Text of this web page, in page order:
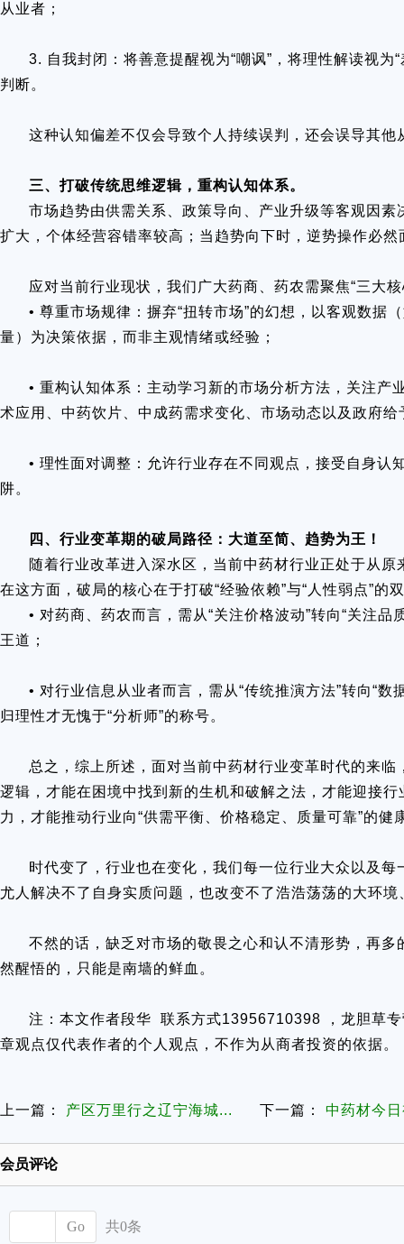
从业者；
3. 自我封闭：将善意提醒视为“嘲讽”，将理性解读视为
判断。
这种认知偏差不仅会导致个人持续误判，还会误导其
三、打破传统思维逻辑，重构认知体系。
市场趋势由供需关系、政策导向、产业升级等客观因
扩大，个体经营容错率较高；当趋势向下时，逆势操作必
应对当前行业现状，我们广大药商、药农需聚焦“三大
• 尊重市场规律：摒弃“扭转市场”的幻想，以客观数据
量）为决策依据，而非主观情绪或经验；
• 重构认知体系：主动学习新的市场分析方法，关注
术应用、中药饮片、中成药需求变化、市场动态以及政府
• 理性面对调整：允许行业存在不同观点，接受自身认
阱。
四、行业变革期的破局路径：大道至简、趋势为王！
随着行业改革进入深水区，当前中药材行业正处于从原
在这方面，破局的核心在于打破“经验依赖”与“人性弱点”
• 对药商、药农而言，需从“关注价格波动”转向“关注
王道；
• 对行业信息从业者而言，需从“传统推演方法”转向“
归理性才无愧于“分析师”的称号。
总之，综上所述，面对当前中药材行业变革时代的来
逻辑，才能在困境中找到新的生机和破解之法，才能迎接
力，才能推动行业向“供需平衡、价格稳定、质量可靠”的健
时代变了，行业也在变化，我们每一位行业大众以及
尤人解决不了自身实质问题，也改变不了浩浩荡荡的大环
不然的话，缺乏对市场的敬畏之心和认不清形势，再
然醒悟的，只能是南墙的鲜血。
注：本文作者段华 联系方式13956710398 ，龙胆草
章观点仅代表作者的个人观点，不作为从商者投资的依据。
上一篇： 产区万里行之辽宁海城... 下一篇： 中药材今
会员评论
Go 共0条